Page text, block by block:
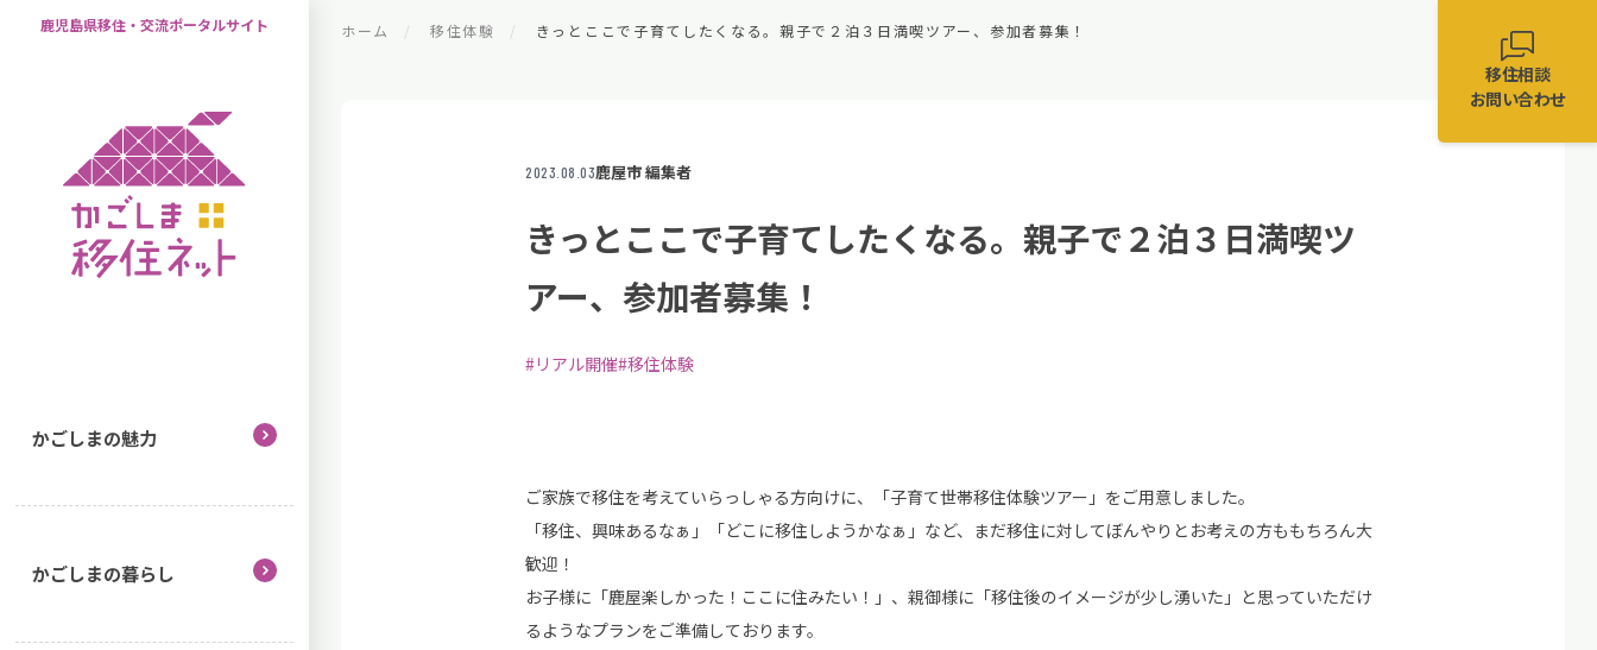
移住相談
お問い合わせ
鹿児島県移住・交流ポータルサイト
かごしまの魅力
かごしまの暮らし
ホーム 移住体験 きっとここで子育てしたくなる。親子で２泊３日満喫ツアー、参加者募集！
2023.08.03鹿屋市 編集者
きっとここで子育てしたくなる。親子で２泊３日満喫ツ
アー、参加者募集！
#リアル開催#移住体験
ご家族で移住を考えていらっしゃる方向けに、「子育て世帯移住体験ツアー」をご用意しました。
「移住、興味あるなぁ」「どこに移住しようかなぁ」など、まだ移住に対してぼんやりとお考えの方ももちろん大
歓迎！
お子様に「鹿屋楽しかった！ここに住みたい！」、親御様に「移住後のイメージが少し湧いた」と思っていただけ
るようなプランをご準備しております。